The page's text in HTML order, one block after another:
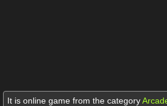
It is online game from the category